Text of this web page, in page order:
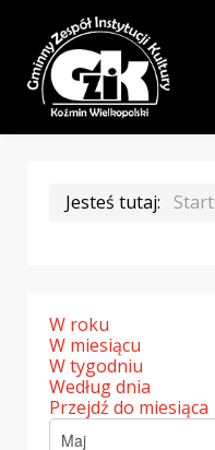
Jesteś tutaj: Start
W roku
W miesiącu
W tygodniu
Według dnia
Przejdź do miesiąca